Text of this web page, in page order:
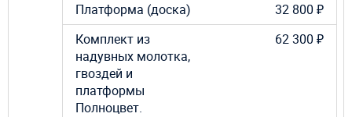
Платформа (доска)
32 800 ₽
Комплект из
надувных молотка,
гвоздей и
платформы
Полноцвет.
62 300 ₽